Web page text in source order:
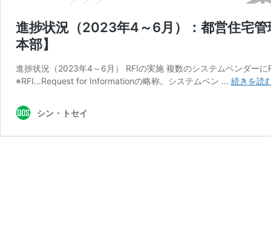
進捗状況（2023年4～6月）：都営住宅
本部】
進捗状況（2023年4～6月） RFIの実施 複数のシステムベンダー
※RFI…Request for Informationの略称。システムベン … 続きを読
シン・トセイ